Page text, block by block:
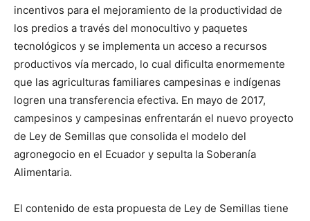
incentivos para el mejoramiento de la productividad de
los predios a través del monocultivo y paquetes
tecnológicos y se implementa un acceso a recursos
productivos vía mercado, lo cual dificulta enormemente
que las agriculturas familiares campesinas e indígenas
logren una transferencia efectiva. En mayo de 2017,
campesinos y campesinas enfrentarán el nuevo proyecto
de Ley de Semillas que consolida el modelo del
agronegocio en el Ecuador y sepulta la Soberanía
Alimentaria.
El contenido de esta propuesta de Ley de Semillas tiene